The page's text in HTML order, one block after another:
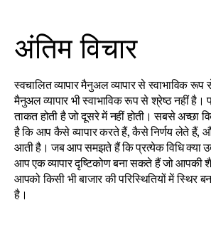
अंतिम विचार
स्वचालित व्यापार मैनुअल व्यापार से स्वाभाविक
मैनुअल व्यापार भी स्वाभाविक रूप से श्रेष्ठ नहीं है।
ताकत होती है जो दूसरे में नहीं होती। सबसे अच्छा
है कि आप कैसे व्यापार करते हैं, कैसे निर्णय लेते हैं,
आती है। जब आप समझते हैं कि प्रत्येक विधि क्या
आप एक व्यापार दृष्टिकोण बना सकते हैं जो आपकी
आपको किसी भी बाजार की परिस्थितियों में स्थिर
है।